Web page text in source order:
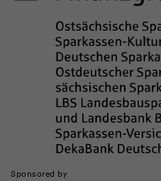
Sponsored by